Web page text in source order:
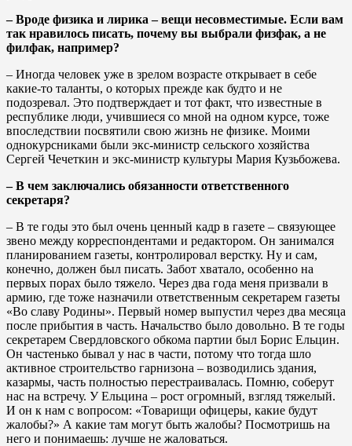
– Вроде физика и лирика – вещи несовместимые. Если вам
так нравилось писать, почему вы выбрали физфак, а не
филфак, например?
– Иногда человек уже в зрелом возрасте открывает в себе
какие-то таланты, о которых прежде как будто и не
подозревал. Это подтверждает и тот факт, что известные в
республике люди, учившиеся со мной на одном курсе, тоже
впоследствии посвятили свою жизнь не физике. Моими
однокурсниками были экс-министр сельского хозяйства
Сергей Чечеткин и экс-министр культуры Мария Кузьбожева.
– В чем заключались обязанности ответственного
секретаря?
– В те годы это был очень ценный кадр в газете – связующее
звено между корреспондентами и редактором. Он занимался
планированием газеты, контролировал верстку. Ну и сам,
конечно, должен был писать. Забот хватало, особенно на
первых порах было тяжело. Через два года меня призвали в
армию, где тоже назначили ответственным секретарем газеты
«Во славу Родины». Первый номер выпустил через два месяца
после прибытия в часть. Начальство было довольно. В те годы
секретарем Свердловского обкома партии был Борис Ельцин.
Он частенько бывал у нас в части, потому что тогда шло
активное строительство гарнизона – возводились здания,
казармы, часть полностью перестраивалась. Помню, соберут
нас на встречу. У Ельцина – рост огромный, взгляд тяжелый.
И он к нам с вопросом: «Товарищи офицеры, какие будут
жалобы?» А какие там могут быть жалобы? Посмотришь на
него и понимаешь: лучше не жаловаться.